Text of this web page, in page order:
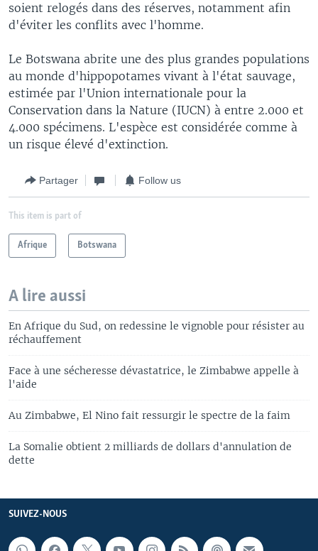
soient relogés dans des réserves, notamment afin
d'éviter les conflits avec l'homme.
Le Botswana abrite une des plus grandes populations
au monde d'hippopotames vivant à l'état sauvage,
estimée par l'Union internationale pour la
Conservation dans la Nature (IUCN) à entre 2.000 et
4.000 spécimens. L'espèce est considérée comme à
un risque élevé d'extinction.
Partager Follow us
This item is part of
Afrique Botswana
A lire aussi
En Afrique du Sud, on redessine le vignoble pour résister au
réchauffement
Face à une sécheresse dévastatrice, le Zimbabwe appelle à
l'aide
Au Zimbabwe, El Nino fait ressurgir le spectre de la faim
La Somalie obtient 2 milliards de dollars d'annulation de
dette
SUIVEZ-NOUS